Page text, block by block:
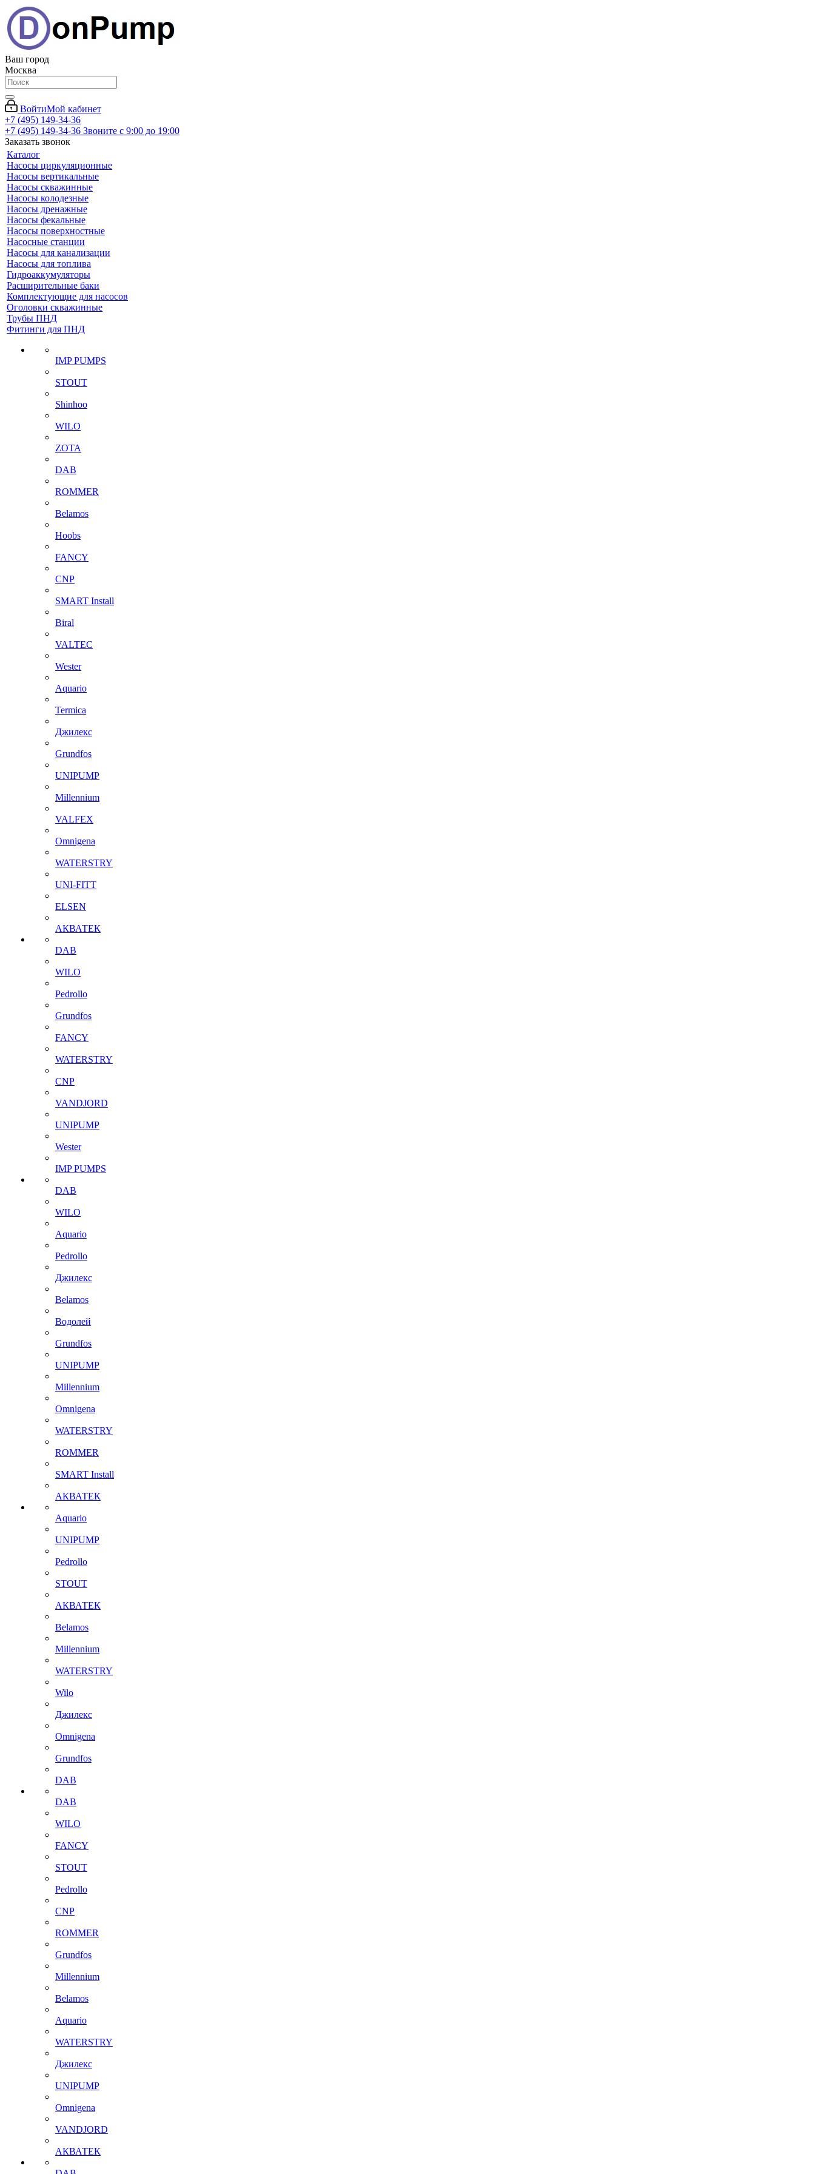
Ваш город
Москва
ВойтиМой кабинет
+7 (495) 149-34-36
+7 (495) 149-34-36 Звоните с 9:00 до 19:00
Заказать звонок
Каталог
Насосы циркуляционные
Насосы вертикальные
Насосы скважинные
Насосы колодезные
Насосы дренажные
Насосы фекальные
Насосы поверхностные
Насосные станции
Насосы для канализации
Насосы для топлива
Гидроаккумуляторы
Расширительные баки
Комплектующие для насосов
Оголовки скважинные
Трубы ПНД
Фитинги для ПНД
IMP PUMPS
STOUT
Shinhoo
WILO
ZOTA
DAB
ROMMER
Belamos
Hoobs
FANCY
CNP
SMART Install
Biral
VALTEC
Wester
Aquario
Termica
Джилекс
Grundfos
UNIPUMP
Millennium
VALFEX
Omnigena
WATERSTRY
UNI-FITT
ELSEN
АКВАТЕК
DAB
WILO
Pedrollo
Grundfos
FANCY
WATERSTRY
CNP
VANDJORD
UNIPUMP
Wester
IMP PUMPS
DAB
WILO
Aquario
Pedrollo
Джилекс
Belamos
Водолей
Grundfos
UNIPUMP
Millennium
Omnigena
WATERSTRY
ROMMER
SMART Install
АКВАТЕК
Aquario
UNIPUMP
Pedrollo
STOUT
АКВАТЕК
Belamos
Millennium
WATERSTRY
Wilo
Джилекс
Omnigena
Grundfos
DAB
DAB
WILO
FANCY
STOUT
Pedrollo
CNP
ROMMER
Grundfos
Millennium
Belamos
Aquario
WATERSTRY
Джилекс
UNIPUMP
Omnigena
VANDJORD
АКВАТЕК